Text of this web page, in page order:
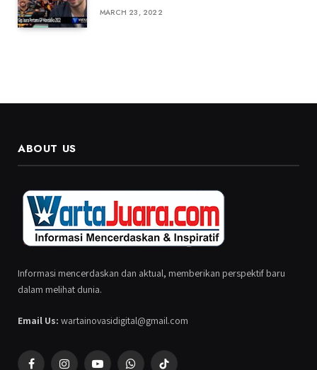
MARCH 23, 2022
ABOUT US
Informasi mencerdaskan dan aktual, memberikan perspektif baru
dalam melihat dunia.
Email Us: wartainovasidigital@gmail.com